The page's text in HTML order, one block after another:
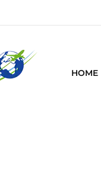
HOME